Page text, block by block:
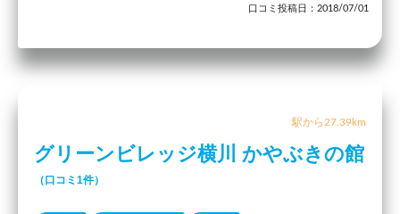
口コミ投稿日：2018/07/01
駅から27.39km
グリーンビレッジ横川 かやぶきの館
（口コミ1件）